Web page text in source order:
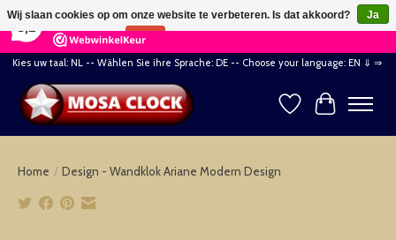
164 Reviews ×
Kies uw taal: NL -- Wählen Sie ihre Sprache: DE -- Choose your language: EN ⇓ ⇒
Verlanglijst
Home / Design - Wandklok Ariane Modern Design
Wij slaan cookies op om onze website te verbeteren. Is dat akkoord?
Ja
Nee